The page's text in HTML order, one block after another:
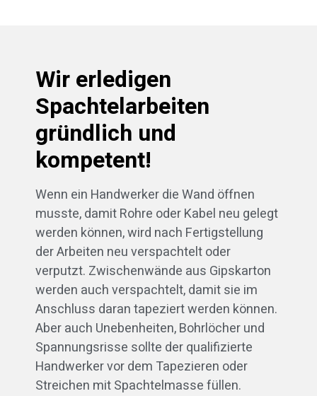
Wir erledigen
Spachtelarbeiten
gründlich und
kompetent!
Wenn ein Handwerker die Wand öffnen
musste, damit Rohre oder Kabel neu gelegt
werden können, wird nach Fertigstellung
der Arbeiten neu verspachtelt oder
verputzt. Zwischenwände aus Gipskarton
werden auch verspachtelt, damit sie im
Anschluss daran tapeziert werden können.
Aber auch Unebenheiten, Bohrlöcher und
Spannungsrisse sollte der qualifizierte
Handwerker vor dem Tapezieren oder
Streichen mit Spachtelmasse füllen.